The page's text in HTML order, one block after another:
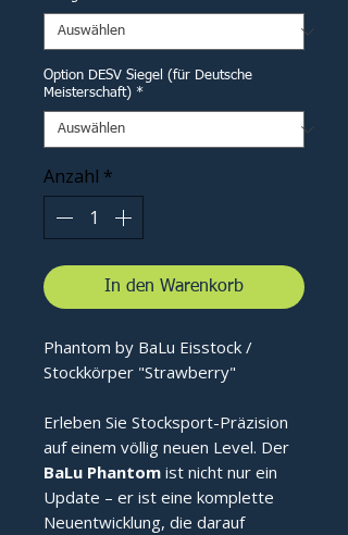
Option DESV Siegel (für Deutsche
Meisterschaft) *
Anzahl *
In den Warenkorb
Phantom by BaLu Eisstock /
Stockkörper "Strawberry"
Erleben Sie Stocksport-Präzision
auf einem völlig neuen Level. Der
BaLu Phantom ist nicht nur ein
Update – er ist eine komplette
Neuentwicklung, die darauf